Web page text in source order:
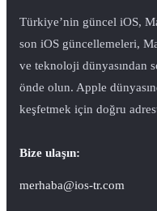
Türkiye’nin güncel iOS,
son iOS güncellemeleri,
ve teknoloji dünyasından
önde olun. Apple
keşfetmek için doğru
Bize ulaşın:
merhaba@ios-tr.com